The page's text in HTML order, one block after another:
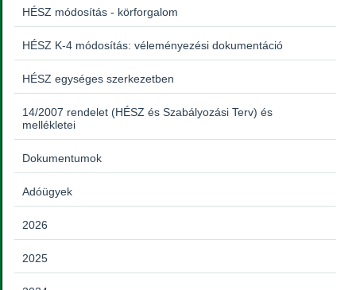
HÉSZ módosítás - körforgalom
HÉSZ K-4 módosítás: véleményezési dokumentáció
HÉSZ egységes szerkezetben
14/2007 rendelet (HÉSZ és Szabályozási Terv) és
mellékletei
Dokumentumok
Adóügyek
2026
2025